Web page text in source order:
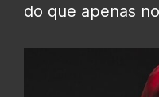
do que apenas